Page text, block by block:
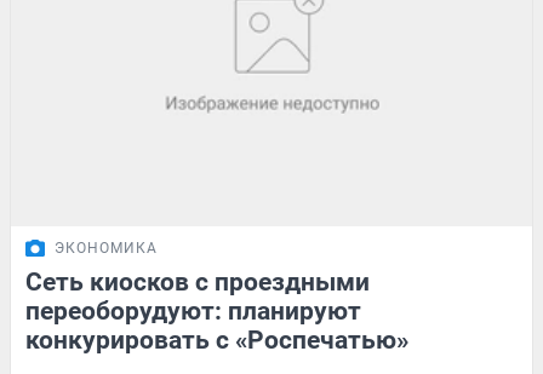
ЭКОНОМИКА
Сеть киосков с проездными
переоборудуют: планируют
конкурировать с «Роспечатью»